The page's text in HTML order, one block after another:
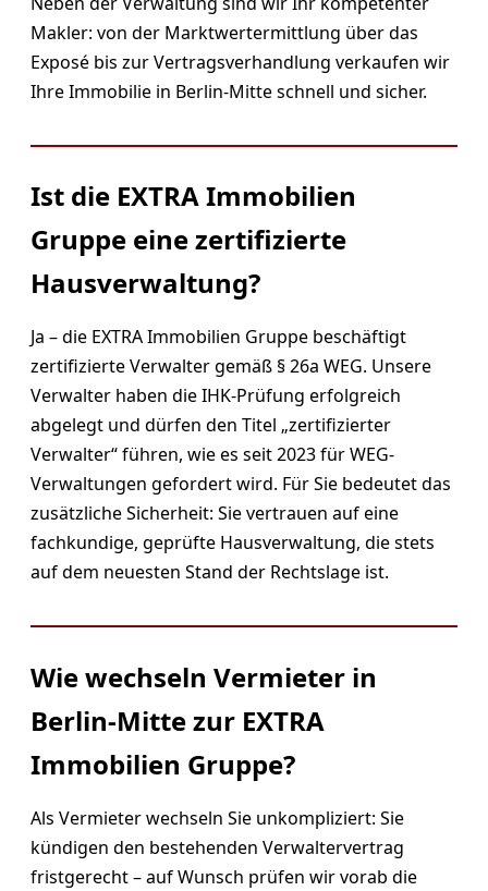
Makler: von der Marktwertermittlung über das
Exposé bis zur Vertragsverhandlung verkaufen wir
Ihre Immobilie in Berlin-Mitte schnell und sicher.
Ist die EXTRA Immobilien
Gruppe eine zertifizierte
Hausverwaltung?
Ja – die EXTRA Immobilien Gruppe beschäftigt
zertifizierte Verwalter gemäß § 26a WEG. Unsere
Verwalter haben die IHK-Prüfung erfolgreich
abgelegt und dürfen den Titel „zertifizierter
Verwalter“ führen, wie es seit 2023 für WEG-
Verwaltungen gefordert wird. Für Sie bedeutet das
zusätzliche Sicherheit: Sie vertrauen auf eine
fachkundige, geprüfte Hausverwaltung, die stets
auf dem neuesten Stand der Rechtslage ist.
Wie wechseln Vermieter in
Berlin-Mitte zur EXTRA
Immobilien Gruppe?
Als Vermieter wechseln Sie unkompliziert: Sie
kündigen den bestehenden Verwaltervertrag
fristgerecht – auf Wunsch prüfen wir vorab die